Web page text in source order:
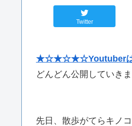
Twitter
★☆★☆★☆Youtuber
どんどん公開していき
先日、散歩がてらキノ